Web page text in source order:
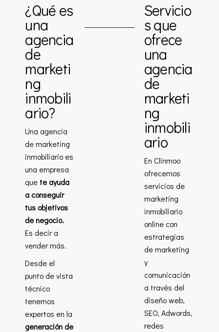
¿Qué es
una
agencia
de
marketi
ng
inmobili
ario?
Una agencia
de marketing
inmobiliario es
una empresa
que te ayuda
a conseguir
tus objetivos
de negocio.
Es decir a
vender más.
Desde el
punto de vista
técnico
tenemos
expertos en la
generación de
Servicio
s que
ofrece
una
agencia
de
marketi
ng
inmobili
ario
En Clinmoo
ofrecemos
servicios de
marketing
inmobiliario
online con
estrategias
de marketing
y
comunicación
a través del
diseño web,
SEO, Adwords,
redes